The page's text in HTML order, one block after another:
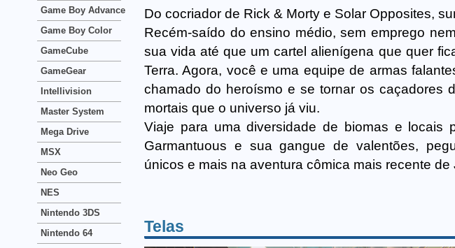
Do cocriador de Rick & Morty e Solar Opposites,
Recém-saído do ensino médio, sem emprego
sua vida até que um cartel alienígena que quer
Terra. Agora, você e uma equipe de armas
chamado do heroísmo e se tornar os caçadores
mortais que o universo já viu.
Viaje para uma diversidade de biomas e locais
Garmantuous e sua gangue de valentões,
únicos e mais na aventura cômica mais recente de
Telas
Game Boy Advance
Game Boy Color
GameCube
GameGear
Intellivision
Master System
Mega Drive
MSX
Neo Geo
NES
Nintendo 3DS
Nintendo 64